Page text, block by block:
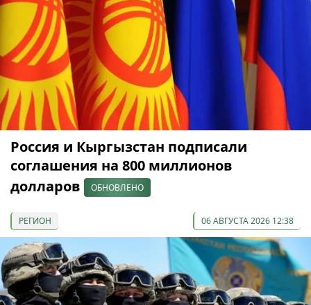
Россия и Кыргызстан подписали
соглашения на 800 миллионов
долларов
ОБНОВЛЕНО
РЕГИОН 06 АВГУСТА 2026 12:38